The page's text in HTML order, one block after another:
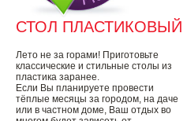
СТОЛ ПЛАСТИКОВЫЙ
Лето не за горами! Приготовьте
классические и стильные столы из
пластика заранее.
Если Вы планируете провести
тёплые месяцы за городом, на даче
или в частном доме, Ваш отдых во